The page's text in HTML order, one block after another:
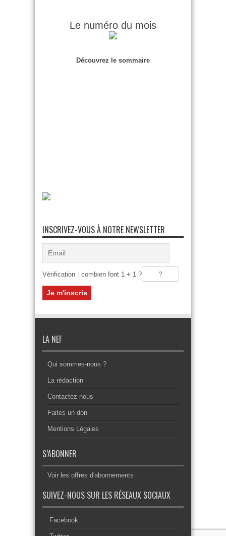
Le numéro du mois
Découvrez le sommaire
INSCRIVEZ-VOUS À NOTRE NEWSLETTER
Vérification : combien font 1 + 1 ?
LA NEF
Qui sommes-nous ?
La rédaction
Contactez-nous
Faites un don
Mentions Légales
S’ABONNER
Voir les offres d'abonnements
SUIVEZ-NOUS SUR LES RÉSEAUX SOCIAUX
Facebook